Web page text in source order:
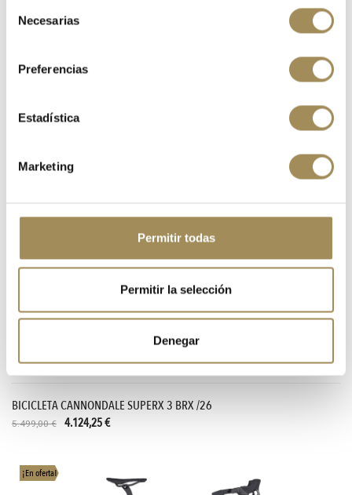
Necesarias
Preferencias
Estadística
Marketing
Permitir todas
Permitir la selección
Denegar
BICICLETA SCOTT ADDICT GRAVEL 30 CARBON GREY /26
BICICLETA CANNONDALE SUPERX 3 BRX /26
5.499,00 € 4.124,25 €
¡En oferta!